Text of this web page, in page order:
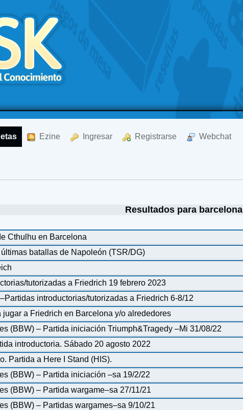
Ezine Ingresar Registrarse Webchat
Resultados para barcelona
Cthulhu en Barcelona
batallas de Napoleón (TSR/DG)
tutorizadas a Friedrich 19 febrero 2023
introductorias/tutorizadas a Friedrich 6-8/12
jugar a Friedrich en Barcelona y/o alrededores
(BBW) – Partida iniciación Triumph&Tragedy –Mi 31/08/22
introductoria. Sábado 20 agosto 2022
Partida a Here I Stand (HIS).
(BBW) – Partida iniciación –sa 19/2/22
(BBW) – Partida wargame–sa 27/11/21
(BBW) – Partidas wargames–sa 9/10/21